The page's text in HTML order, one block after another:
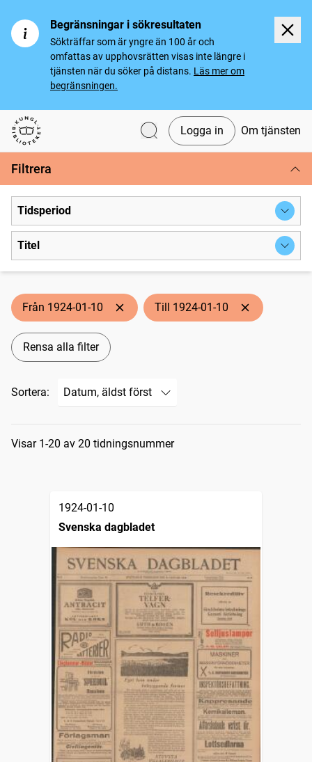
Begränsningar i sökresultaten
Sökträffar som är yngre än 100 år och
omfattas av upphovsrätten visas inte längre i
tjänsten när du söker på distans. Läs mer om
begränsningen.
Svenska tidningar
Logga in Om tjänsten
Filtrera
Tidsperiod
Titel
Från 1924-01-10 Till 1924-01-10
Rensa alla filter
Sortera:
Sökresultat
Visar 1-20 av 20 tidningsnummer
1924-01-10
Svenska dagbladet